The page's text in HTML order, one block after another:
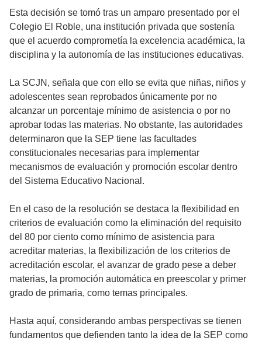
Esta decisión se tomó tras un amparo presentado por el
Colegio El Roble, una institución privada que sostenía
que el acuerdo comprometía la excelencia académica, la
disciplina y la autonomía de las instituciones educativas.
La SCJN, señala que con ello se evita que niñas, niños y
adolescentes sean reprobados únicamente por no
alcanzar un porcentaje mínimo de asistencia o por no
aprobar todas las materias. No obstante, las autoridades
determinaron que la SEP tiene las facultades
constitucionales necesarias para implementar
mecanismos de evaluación y promoción escolar dentro
del Sistema Educativo Nacional.
En el caso de la resolución se destaca la flexibilidad en
criterios de evaluación como la eliminación del requisito
del 80 por ciento como mínimo de asistencia para
acreditar materias, la flexibilización de los criterios de
acreditación escolar, el avanzar de grado pese a deber
materias, la promoción automática en preescolar y primer
grado de primaria, como temas principales.
Hasta aquí, considerando ambas perspectivas se tienen
fundamentos que defienden tanto la idea de la SEP como